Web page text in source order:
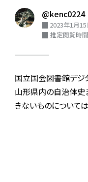
@kenc0224
2023年1月15
推定閲覧時
国立国会図書館デジ
山形県内の自治体史
きないものについて